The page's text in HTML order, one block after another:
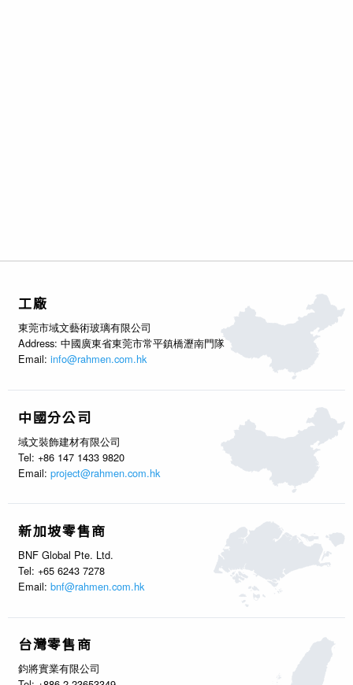
工廠
東莞市域文藝術玻璃有限公司
Address: 中國廣東省東莞市常平鎮橋瀝南門隊
Email: info@rahmen.com.hk
中國分公司
域文裝飾建材有限公司
Tel: +86 147 1433 9820
Email: project@rahmen.com.hk
新加坡零售商
BNF Global Pte. Ltd.
Tel: +65 6243 7278
Email: bnf@rahmen.com.hk
台灣零售商
鈞將實業有限公司